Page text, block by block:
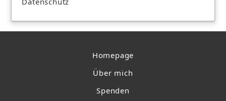
Homepage
Über mich
Spenden